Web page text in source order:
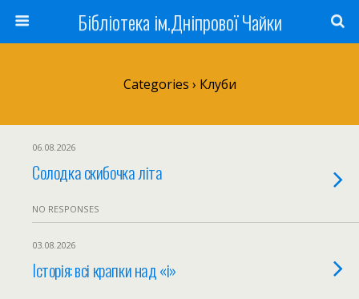
Бібліотека ім.Дніпрової Чайки
Categories › Клуби
06.08.2026
Солодка скибочка літа
NO RESPONSES
03.08.2026
Історія: всі крапки над «і»